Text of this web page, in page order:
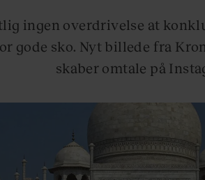
ingen overdrivelse at
gode sko. Nyt billede fra
skaber omtale på